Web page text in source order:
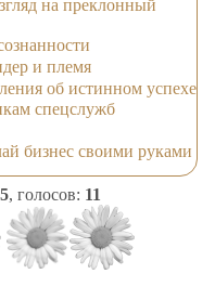
на преклонный
и племя
об истинном успехе
спецслужб
бизнес своими руками
5, голосов: 11